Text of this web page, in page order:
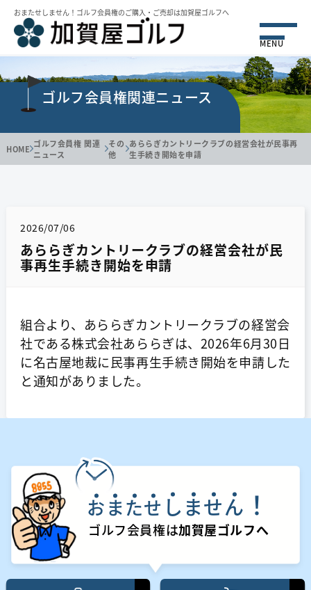
おまたせしません！ゴルフ会員権のご購⼊・ご売却は加賀屋ゴルフへ
MENU
ゴルフ会員権関連ニュース
HOME ゴルフ会員権 関連
ニュース
その
他
あららぎカントリークラブの経営会社が民事再
生手続き開始を申請
2026/07/06
あららぎカントリークラブの経営会社が民
事再生手続き開始を申請
組合より、あららぎカントリークラブの経営会
社である株式会社あららぎは、2026年6月30日
に名古屋地裁に民事再生手続き開始を申請した
と通知がありました。
おまたせ し ません ！
ゴルフ会員権は加賀屋ゴルフへ